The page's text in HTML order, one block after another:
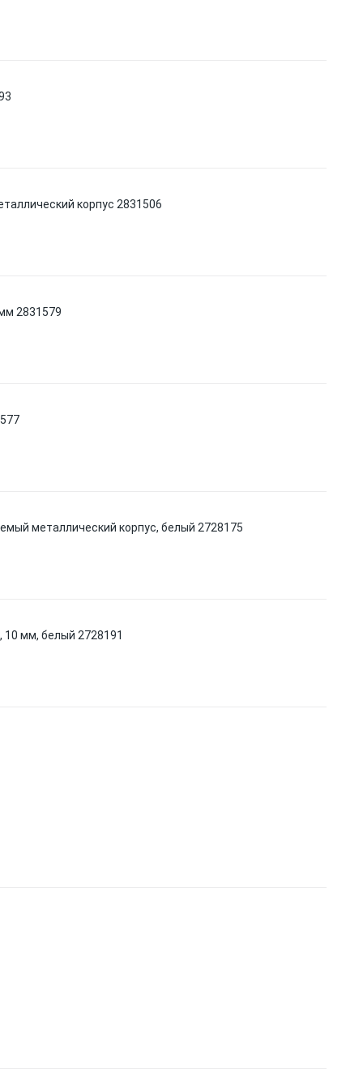
корпус 2831506
2831579
металлический корпус, белый 2728175
10 мм, белый 2728191